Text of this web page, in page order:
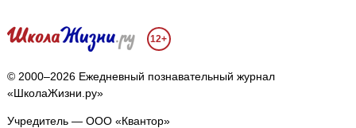
12+
© 2000–2026 Ежедневный познавательный журнал
«ШколаЖизни.ру»
Учредитель — ООО «Квантор»